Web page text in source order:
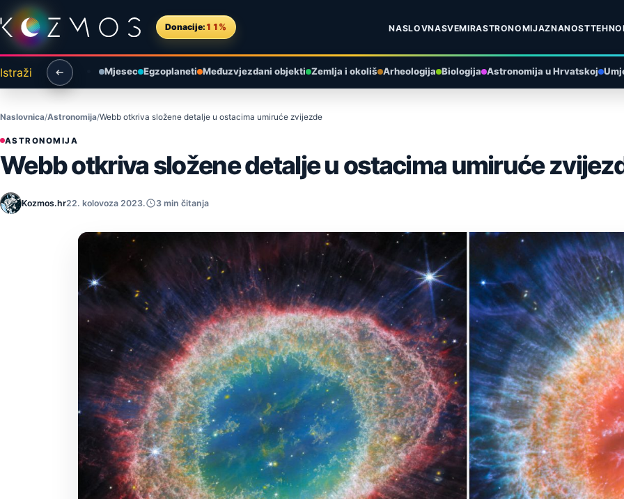
Preskoči na sadržaj
Donacije: 11% NASLOVNASVEMIRASTRONOMIJAZNANOST
Istraži Mjesec Egzoplaneti Međuzvjezdani objekti Zemlja i okoliš Arheologija Biologija Astronomija u Hrvatskoj
Naslovnica Astronomija Webb otkriva složene detalje u ostacima umiruće zvijezde
ASTRONOMIJA
Webb otkriva složene detalje u ostacima umiruće
Kozmos.hr22. kolovoza 2023. 3 min čitanja